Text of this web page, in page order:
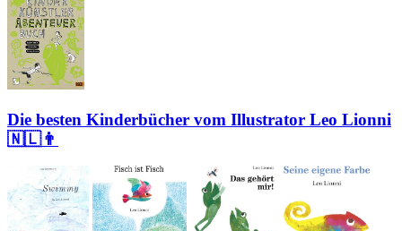
Die besten Kinderbücher vom Illustrator Leo Lionni
🇳🇱👨